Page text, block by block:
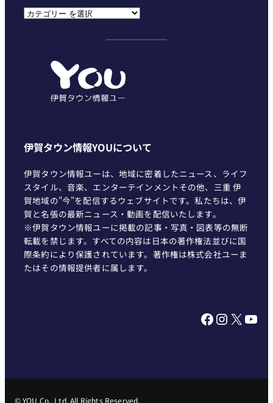
カ
伊賀タウン情報YOUについて
伊賀タウン情報ユーは、地域に密着したニュース、ライフ
スタイル、音楽、エンターテインメントその他、三重 伊
賀地域の"今"を配信するウェブサイトです。私たちは、伊
賀と名張の最新ニュース・動画を配信いたします。
※伊賀タウン情報ユーに掲載の記事・写真・図表等の無断
転載を禁じます。すべての内容は日本の著作権法並びに国
際条約により保護されています。著作権は株式会社ユーま
たはその情報提供者に属します。
Facebook InstagramX YouTube
© YOU Co., Ltd. All Rights Reserved.